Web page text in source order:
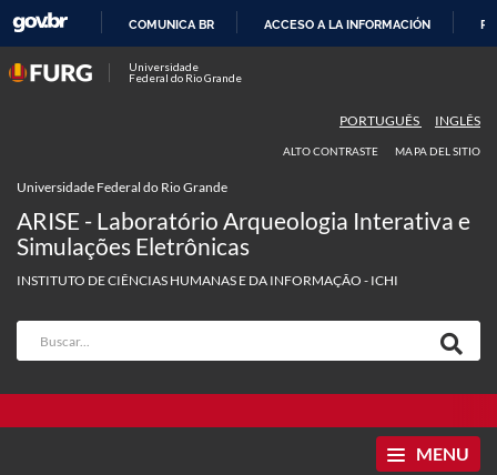
COMUNICA BR ACCESO A LA INFORMACIÓN
Universidade
Federal do Rio Grande
PORTUGUÊS INGLÊS
ALTO CONTRASTE MAPA DEL SITIO
Universidade Federal do Rio Grande
ARISE - Laboratório Arqueologia Interativa e
Simulações Eletrônicas
INSTITUTO DE CIÊNCIAS HUMANAS E DA INFORMAÇÃO - ICHI
MENU